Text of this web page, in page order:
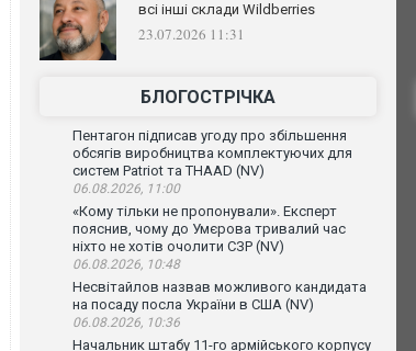
всі інші склади Wildberries
23.07.2026 11:31
БЛОГОСТРІЧКА
Пентагон підписав угоду про збільшення
обсягів виробництва комплектуючих для
систем Patriot та THAAD (NV)
06.08.2026, 11:00
«Кому тільки не пропонували». Експерт
пояснив, чому до Умєрова тривалий час
ніхто не хотів очолити СЗР (NV)
06.08.2026, 10:48
Несвітайлов назвав можливого кандидата
на посаду посла України в США (NV)
06.08.2026, 10:36
Начальник штабу 11-го армійського корпусу